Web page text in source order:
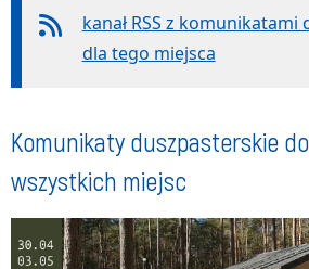
kanał RSS z
dla tego miejsca
Komunikaty duszpasterskie
wszystkich miejsc